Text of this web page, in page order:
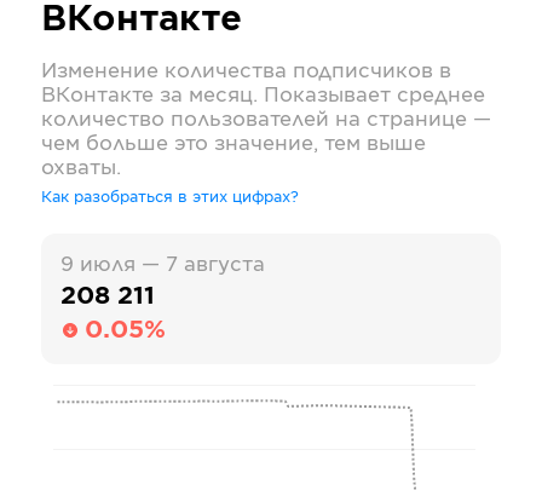
ВКонтакте
Изменение количества подписчиков в
ВКонтакте за месяц. Показывает среднее
количество пользователей на странице —
чем больше это значение, тем выше
охваты.
Как разобраться в этих цифрах?
9 июля — 7 августа
208 211
0.05%